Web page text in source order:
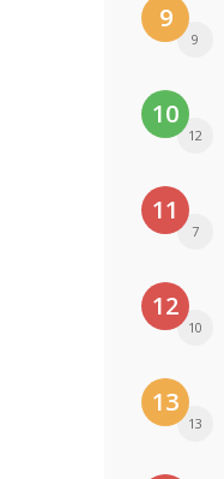
9
9
10
12
11
7
12
10
13
13